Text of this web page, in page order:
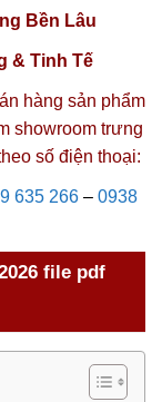
Bền Lâu
& Tinh Tế
hàng sản phẩm
showroom trưng
số điện thoại:
635 266 – 0938
file pdf